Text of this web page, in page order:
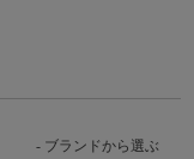
ブランドから選ぶ